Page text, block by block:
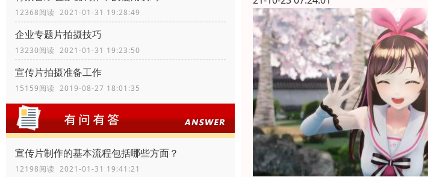
12368阅读 2021-01-31 19:28:49
企业专题片拍摄技巧
13230阅读 2021-01-31 19:23:50
宣传片拍摄准备工作
15159阅读 2019-08-27 18:01:35
宣传片制作的基本流程包括哪些方面？
12198阅读 2021-01-31 19:41:21